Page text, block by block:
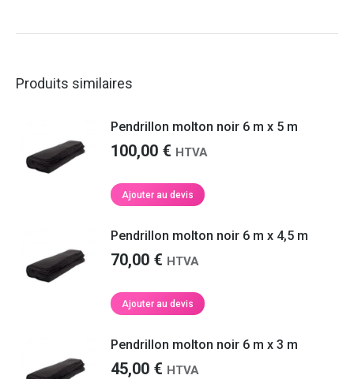
Produits similaires
Pendrillon molton noir 6 m x 5 m
100,00 € HTVA
Ajouter au devis
Pendrillon molton noir 6 m x 4,5 m
70,00 € HTVA
Ajouter au devis
Pendrillon molton noir 6 m x 3 m
45,00 € HTVA